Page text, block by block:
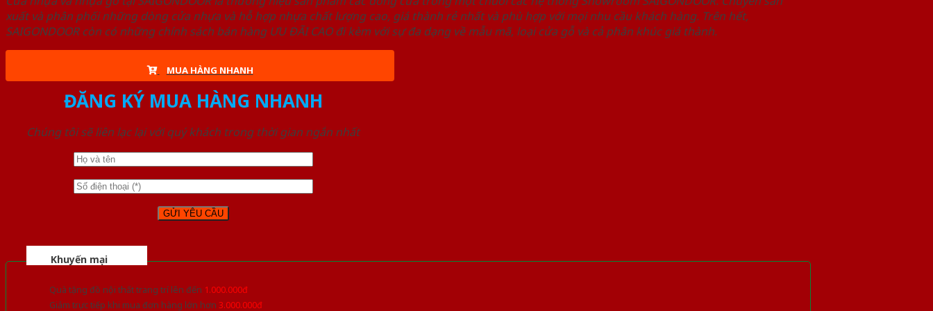
xuất và phân phối những dòng cửa nhựa và hỗ hợp nhựa chất lượng cao, giá thành rẻ nhất và phù hợp với mọi nhu cầu khách hàng. Trên hết,
SAIGONDOOR còn có những chính sách bán hàng ƯU ĐÃI CAO đi kèm với sự đa dạng về mẫu mã, loại cửa gỗ và cả phân khúc giá thành.
MUA HÀNG NHANH
ĐĂNG KÝ MUA HÀNG NHANH
Chúng tôi sẽ liên lạc lại với quý khách trong thời gian ngắn nhất
Khuyến mại
Quà tặng đồ nội thất trang trí lên đến 1.000.000đ
Giảm trực tiếp khi mua đơn hàng lớn hơn 3.000.000đ